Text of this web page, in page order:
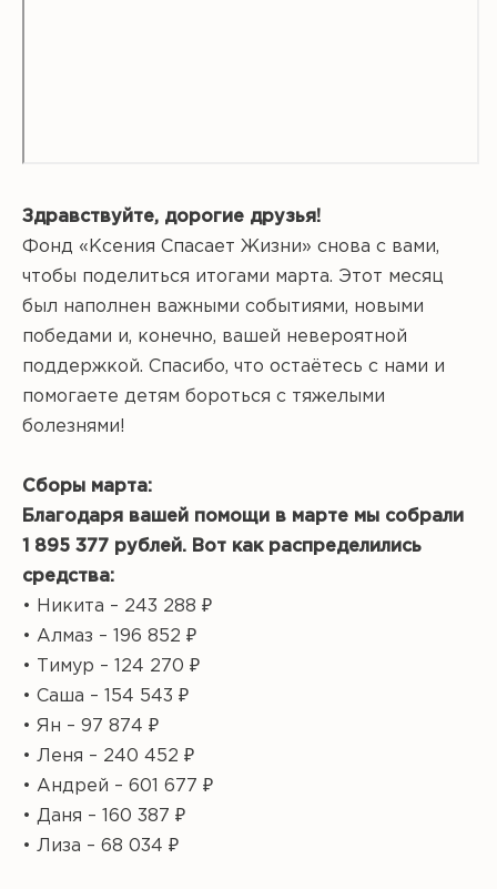
Здравствуйте, дорогие друзья!
Фонд «Ксения Спасает Жизни» снова с вами,
чтобы поделиться итогами марта. Этот месяц
был наполнен важными событиями, новыми
победами и, конечно, вашей невероятной
поддержкой. Спасибо, что остаётесь с нами и
помогаете детям бороться с тяжелыми
болезнями!
Сборы марта:
Благодаря вашей помощи в марте мы собрали
1 895 377 рублей. Вот как распределились
средства:
• Никита – 243 288 ₽
• Алмаз – 196 852 ₽
• Тимур – 124 270 ₽
• Саша – 154 543 ₽
• Ян – 97 874 ₽
• Леня – 240 452 ₽
• Андрей – 601 677 ₽
• Даня – 160 387 ₽
• Лиза – 68 034 ₽